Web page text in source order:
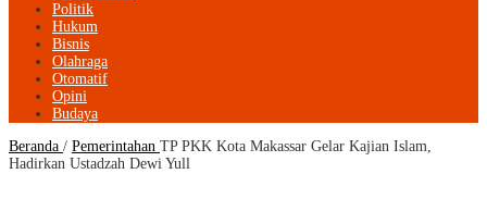
Politik
Hukum
Bisnis
Olahraga
Otomatif
Opini
Budaya
Beranda / Pemerintahan TP PKK Kota Makassar Gelar Kajian Islam,
Hadirkan Ustadzah Dewi Yull